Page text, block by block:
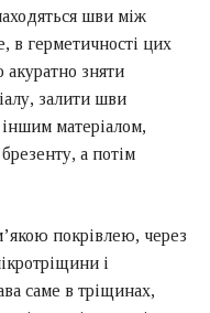
шви між
в герметичності цих
зняти
залити шви
матеріалом,
а потім
покрівлею, через
і
саме в тріщинах,